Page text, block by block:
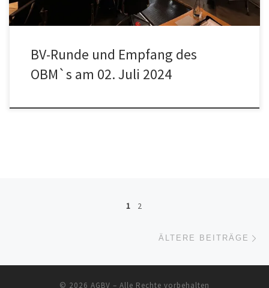
BV-Runde und Empfang des
OBM`s am 02. Juli 2024
Beitragsnavigation
1 2
ÄLTERE BEITRÄGE
© 2026 AGBV – Alle Rechte vorbehalten